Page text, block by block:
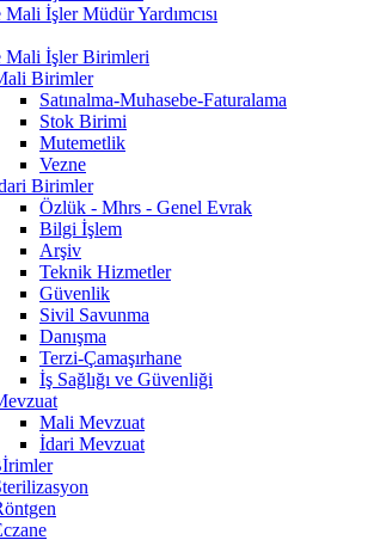
İşler Müdür Yardımcısı
Mali İşler Birimleri
Birimler
Satınalma-Muhasebe-Faturalama
Stok Birimi
Mutemetlik
Vezne
Birimler
Özlük - Mhrs - Genel Evrak
Bilgi İşlem
Arşiv
Teknik Hizmetler
Güvenlik
Sivil Savunma
Danışma
Terzi-Çamaşırhane
İş Sağlığı ve Güvenliği
Mali Mevzuat
İdari Mevzuat